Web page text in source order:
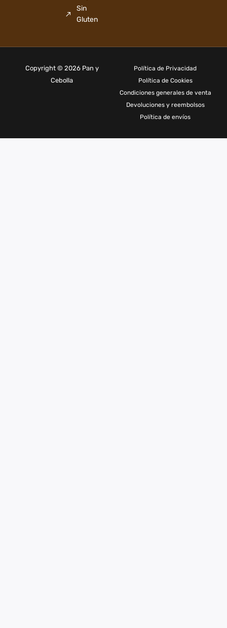
Sin
Gluten
Copyright © 2026 Pan y
Cebolla
Política de Privacidad
Política de Cookies
Condiciones generales de venta
Devoluciones y reembolsos
Política de envíos